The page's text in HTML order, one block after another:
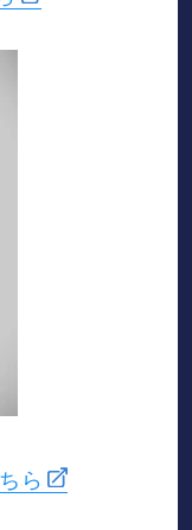
ら